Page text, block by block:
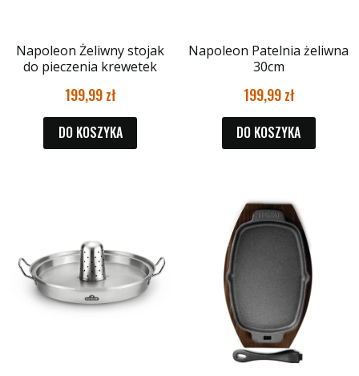
Napoleon Żeliwny stojak
do pieczenia krewetek
199,99
DO KOSZYKA
Napoleon Patelnia żeliwna
30cm
199,99
DO KOSZYKA